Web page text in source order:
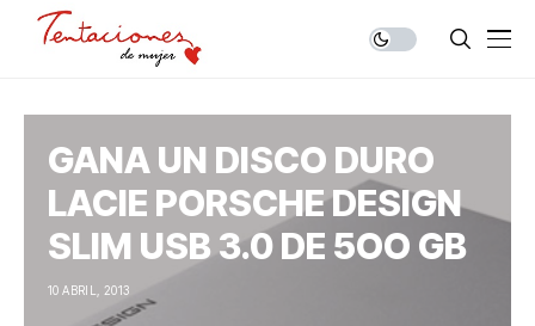
GANA UN DISCO DURO
LACIE PORSCHE DESIGN
SLIM USB 3.0 DE 5OO GB
10 ABRIL, 2013